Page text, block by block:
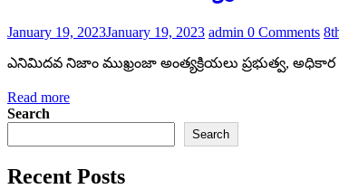
January 19, 2023January 19, 2023 admin 0 Comments
ఎనిమిదవ నిజాం ముఖ్రంజా అంత్యక్రియలు ప్రభుత్వ,
Read more
Search
Search
Recent Posts